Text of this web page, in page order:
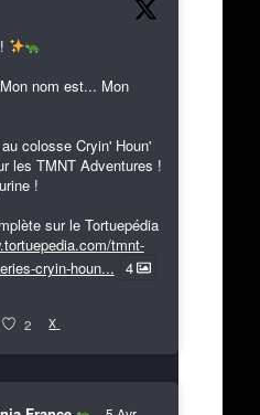
nom est... Mon
colosse Cryin' Houn'
les TMNT Adventures !
!
sur le Tortuepédia
tmnt-
cryin-houn... 4
2 X